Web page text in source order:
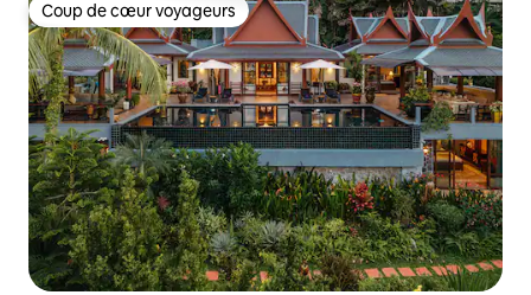
Coup de cœur voyageurs
Coup de cœur voyageurs